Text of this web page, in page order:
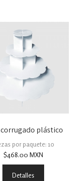
corrugado plástico
por paquete: 10
$468.00 MXN
Detalles